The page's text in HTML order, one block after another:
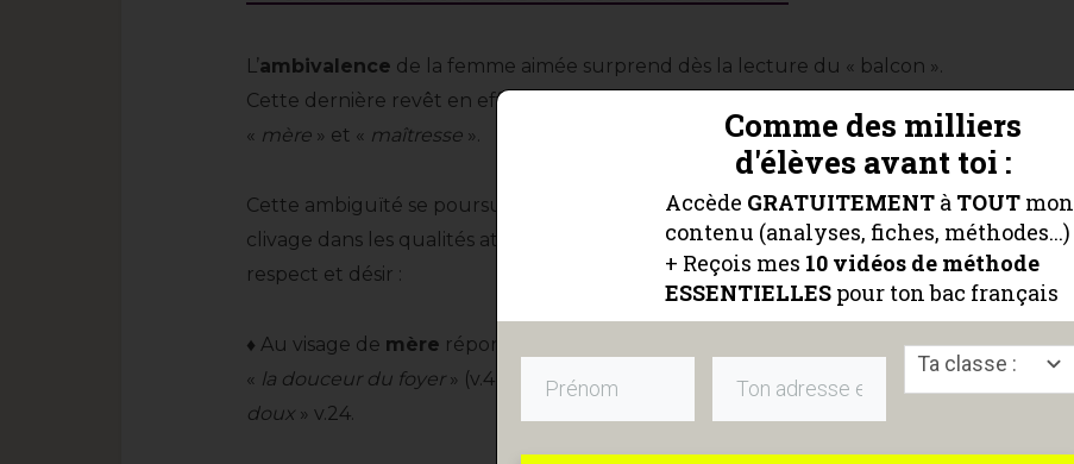
L’ambivalence de la femme aimée surprend dès la lecture du « balcon ».
Cette dernière revêt en effet le
« mère » et « maîtresse ».
Cette ambiguïté se poursuit tout au long du poème.On observe ainsi un
clivage dans les qualités attribuées à la femme car celle-ci inspire à la fois
respect et désir :
♦ Au visage de mère répond la douceur du foyer, du sein et du cœur:
« la douceur du foyer » (v.4), « ton sein m’était doux » v.8, «ton cœur si
doux » v.24.
Comme des milliers
d'élèves avant toi :
Accède GRATUITEMENTà TOUTmon
contenu (analyses, fiches, méthodes...)
+ Reçois mes 10 vidéos de méthode
ESSENTIELLESpour ton bac français
Ta classe :